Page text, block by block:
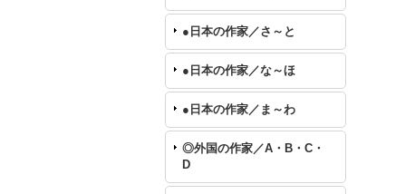
●日本の作家／さ～と
●日本の作家／な～ほ
●日本の作家／ま～わ
◎外国の作家／A・B・C・
D